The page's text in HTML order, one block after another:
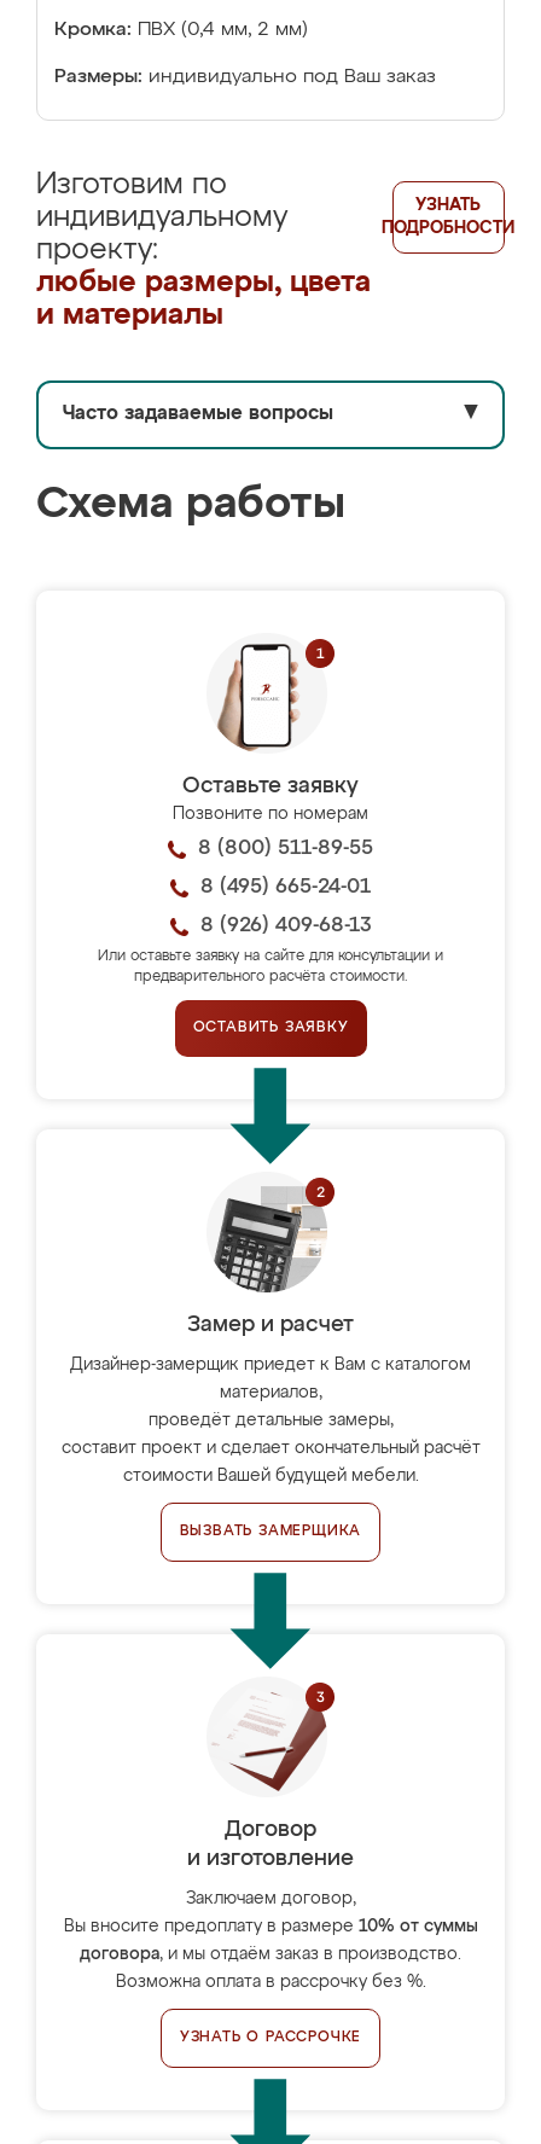
Кромка: ПВХ (0,4 мм, 2 мм)
Размеры: индивидуально под Ваш заказ
Изготовим по
индивидуальному
проекту:
любые размеры, цвета
и материалы
УЗНАТЬ
ПОДРОБНОСТИ
Часто задаваемые вопросы ▼
Схема работы
Оставьте заявку
Позвоните по номерам
8 (800) 511-89-55
8 (495) 665-24-01
8 (926) 409-68-13
Или оставьте заявку на сайте для консультации и
предварительного расчёта стоимости.
ОСТАВИТЬ ЗАЯВКУ
Замер и расчет
Дизайнер-замерщик приедет к Вам с каталогом
материалов,
проведёт детальные замеры,
составит проект и сделает окончательный расчёт
стоимости Вашей будущей мебели.
ВЫЗВАТЬ ЗАМЕРЩИКА
Договор
и изготовление
Заключаем договор,
Вы вносите предоплату в размере 10% от суммы
договора, и мы отдаём заказ в производство.
Возможна оплата в рассрочку без %.
УЗНАТЬ О РАССРОЧКЕ